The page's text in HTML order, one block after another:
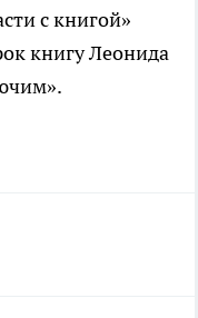
с книгой»
книгу Леонида